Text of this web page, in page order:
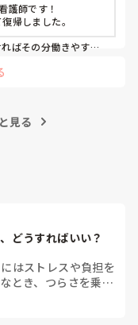
護師です！
帰しました。
ばその分働きやすい
は急な休みに対応が
者もスタッフも理解
見る
どうすればいい？
はストレスや負担を
とき、つらさを乗り